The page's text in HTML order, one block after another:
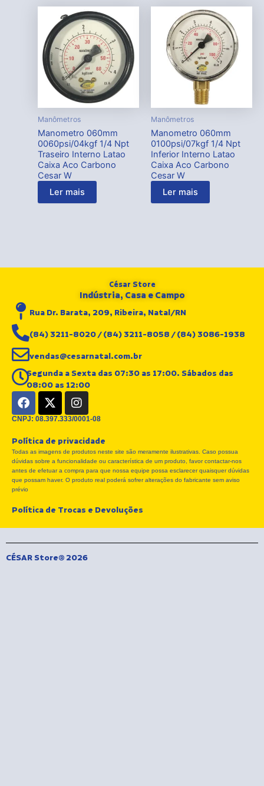
Manômetros
Manometro 060mm
0060psi/04kgf 1/4 Npt
Traseiro Interno Latao
Caixa Aco Carbono
Cesar W
Ler mais
Manômetros
Manometro 060mm
0100psi/07kgf 1/4 Npt
Inferior Interno Latao
Caixa Aco Carbono
Cesar W
Ler mais
César Store
Indústria, Casa e Campo
Rua Dr. Barata, 209, Ribeira, Natal/RN
(84) 3211-8020 / (84) 3211-8058 / (84) 3086-1938
vendas@cesarnatal.com.br
Segunda a Sexta das 07:30 as 17:00. Sábados das
08:00 as 12:00
F
a
c
b
o
o
k
X
-
t
i
t
t
e
I
n
s
a
g
r
a
CNPJ: 08.397.333/0001-08
Política de privacidade
Todas as imagens de produtos neste site são meramente ilustrativas. Caso possua
dúvidas sobre a funcionalidade ou característica de um produto, favor contactar-nos
antes de efetuar a compra para que nossa equipe possa esclarecer quaisquer dúvidas
que possam haver. O produto real poderá sofrer alterações do fabricante sem aviso
prévio
Política de Trocas e Devoluções
CÉSAR Store® 2026